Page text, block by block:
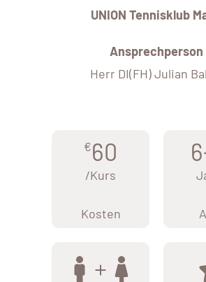
UNION Tennisklub
Ansprechperson
Herr DI(FH) Julian
€60
/Kurs
Kosten